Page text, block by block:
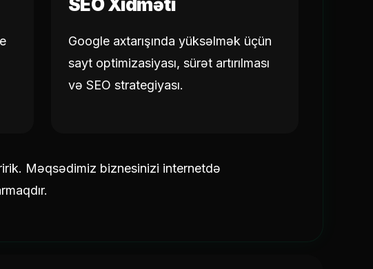
SEO Xidməti
Google axtarışında yüksəlmək üçün
sayt optimizasiyası, sürət artırılması
və SEO strategiyası.
Məqsədimiz biznesinizi internetdə